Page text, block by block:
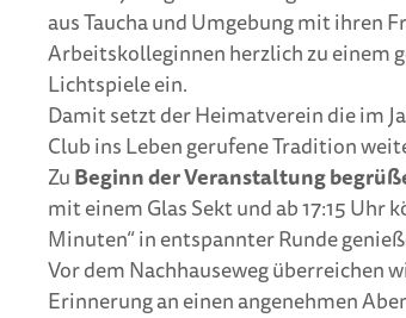
aus Taucha und Umgebung mit ihren
Arbeitskolleginnen herzlich zu einem
Lichtspiele ein.
Damit setzt der Heimatverein die im
Club ins Leben gerufene Tradition
ZuBeginn der Veranstaltung
mit einem Glas Sekt und ab 17:15 Uhr
Minuten“ in entspannter Runde
Vor dem Nachhauseweg überreichen
Erinnerung an einen angenehmen